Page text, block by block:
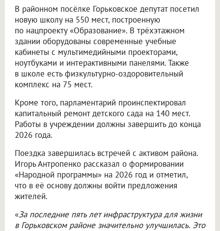
В районном посёлке Горьковское депутат посетил
новую школу на 550 мест, построенную
по нацпроекту «Образование». В трёхэтажном
здании оборудованы современные учебные
кабинеты с мультимедийными проекторами,
ноутбуками и интерактивными панелями. Также
в школе есть физкультурно-оздоровительный
комплекс на 75 мест.
Кроме того, парламентарий проинспектировал
капитальный ремонт детского сада на 140 мест.
Работы в учреждении должны завершить до конца
2026 года.
Поездка завершилась встречей с активом района.
Игорь Антропенко рассказал о формировании
«Народной программы» на 2026 год и отметил,
что в её основу должны войти предложения
жителей.
«За последние пять лет инфраструктура для жизни
в Горьковском районе значительно улучшилась. Это